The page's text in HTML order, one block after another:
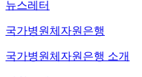
뉴스레터
국가병원체자원은행
국가병원체자원은행 소개